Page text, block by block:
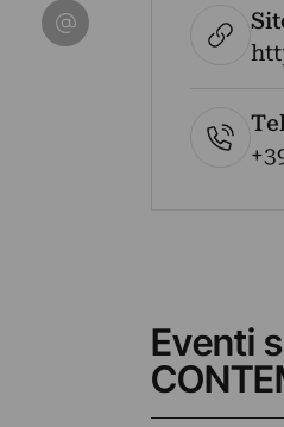
Eventi
Condividi su Email